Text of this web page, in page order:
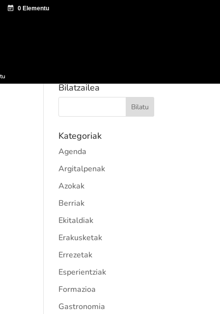
Bilatzailea
Kategoriak
Agenda
Argitalpenak
Azokak
Berriak
Ekitaldiak
Erakusketak
Errezetak
Esperientziak
Formazioa
Gastronomia